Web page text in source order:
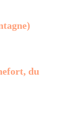
du